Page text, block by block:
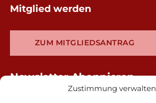
Zustimmung verwalten
Mitglied werden
ZUM MITGLIEDSANTRAG
Newsletter Abonnieren